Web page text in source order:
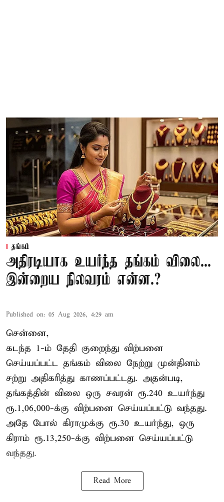
தங்கம்
அதிரடியாக உயர்ந்த தங்கம் விலை...
இன்றைய நிலவரம் என்ன.?
Published on: 05 Aug 2026, 4:29 am
சென்னை,
கடந்த 1-ம் தேதி குறைந்து விற்பனை
செய்யப்பட்ட தங்கம் விலை நேற்று முன்தினம்
சற்று அதிகரித்து காணப்பட்டது. அதன்படி,
தங்கத்தின் விலை ஒரு சவரன் ரூ.240 உயர்ந்து
ரூ.1,06,000-க்கு விற்பனை செய்யப்பட்டு வந்தது.
அதே போல் கிராமுக்கு ரூ.30 உயர்ந்து, ஒரு
கிராம் ரூ.13,250-க்கு விற்பனை செய்யப்பட்டு
வந்தது.
Read More